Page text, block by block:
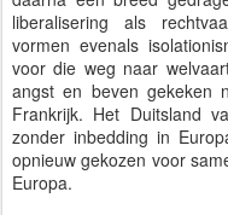
liberalisering als
vormen evenals
voor die weg naar
angst en beven gekeken
Frankrijk. Het Duitsland
zonder inbedding in
opnieuw gekozen voor
Europa.